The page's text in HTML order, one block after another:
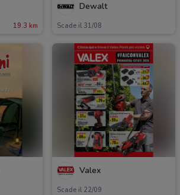
19.3 km
Dewalt
Scade il 31/08
Valex
Scade il 22/09